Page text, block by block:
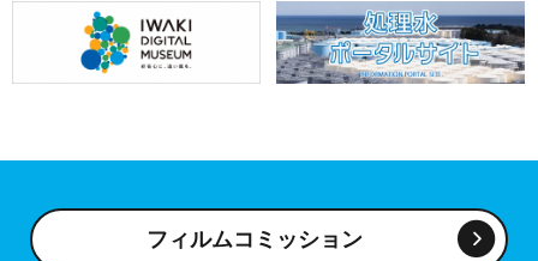
フィルムコミッション